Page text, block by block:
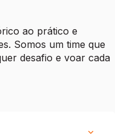
ao prático e
Somos um time que
desafio e voar cada